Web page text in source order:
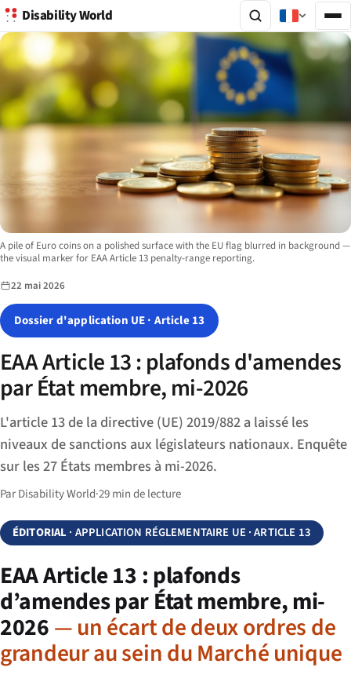
Disability World
Image description:
A pile of Euro coins on a polished surface with the EU flag blurred in background —
the visual marker for EAA Article 13 penalty-range reporting.
22 mai 2026
Dossier d'application UE · Article 13
EAA Article 13 : plafonds d'amendes
par État membre, mi-2026
L'article 13 de la directive (UE) 2019/882 a laissé les
niveaux de sanctions aux législateurs nationaux. Enquête
sur les 27 États membres à mi-2026.
Par Disability World·29 min de lecture
ÉDITORIAL · APPLICATION RÉGLEMENTAIRE UE · ARTICLE 13
EAA Article 13 : plafonds
d’amendes par État membre, mi-
2026— un écart de deux ordres de
grandeur au sein du Marché unique